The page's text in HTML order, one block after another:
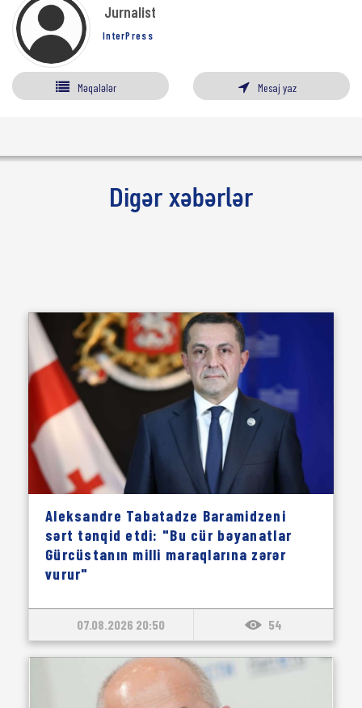
Jurnalist
InterPress
Məqalələr Mesaj yaz
Digər xəbərlər
Aleksandre Tabatadze Baramidzeni
sərt tənqid etdi: "Bu cür bəyanatlar
Gürcüstanın milli maraqlarına zərər
vurur"
07.08.2026 20:50 54